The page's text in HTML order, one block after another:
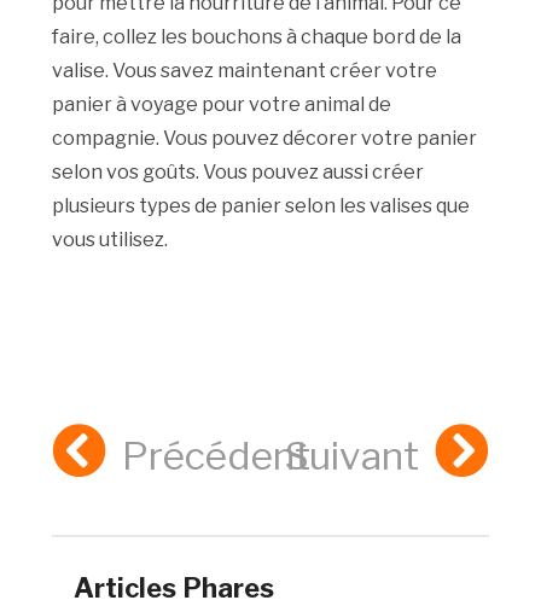
faire, collez les bouchons à chaque bord de la
valise. Vous savez maintenant créer votre
panier à voyage pour votre animal de
compagnie. Vous pouvez décorer votre panier
selon vos goûts. Vous pouvez aussi créer
plusieurs types de panier selon les valises que
vous utilisez.
PrécédentSuivant
Articles Phares